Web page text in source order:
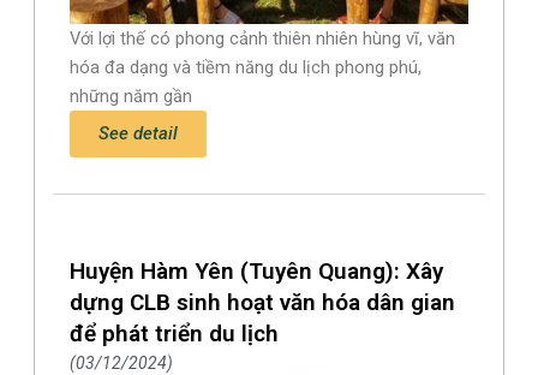
Với lợi thế có phong cảnh thiên nhiên hùng vĩ, văn
hóa đa dạng và tiềm năng du lịch phong phú,
những năm gần
See detail
Huyện Hàm Yên (Tuyên Quang): Xây
dựng CLB sinh hoạt văn hóa dân gian
để phát triển du lịch
03/12/2024